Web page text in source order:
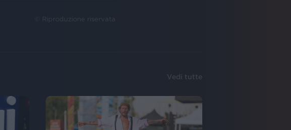
© Riproduzione riservata
Vedi tutte